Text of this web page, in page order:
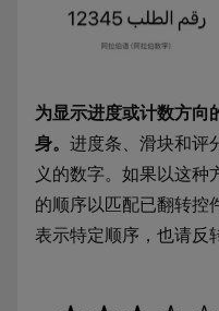
为显示进度或计数方向
身。 进度条、滑块和评
义的数字。如果以这种
的顺序以匹配已翻转控
表示特定顺序，也请反